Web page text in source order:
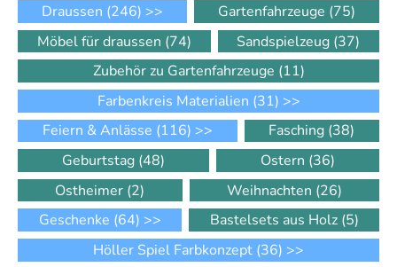
Draussen (246) >> Gartenfahrzeuge (75)
Möbel für draussen (74) Sandspielzeug (37)
Zubehör zu Gartenfahrzeuge (11)
Farbenkreis Materialien (31) >>
Feiern & Anlässe (116) >> Fasching (38)
Geburtstag (48) Ostern (36)
Ostheimer (2) Weihnachten (26)
Geschenke (64) >> Bastelsets aus Holz (5)
Höller Spiel Farbkonzept (36) >>